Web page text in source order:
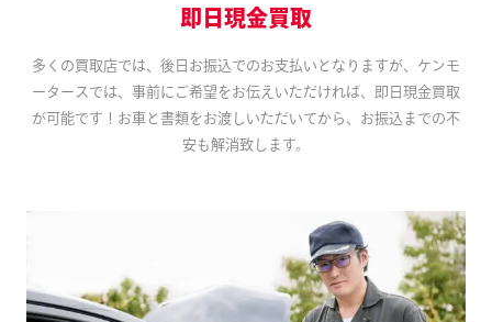
即日現金買取
多くの買取店では、後日お振込でのお支払いとなりますが、ケンモ
ータースでは、事前にご希望をお伝えいただければ、即日現金買取
が可能です！お車と書類をお渡しいただいてから、お振込までの不
安も解消致します。